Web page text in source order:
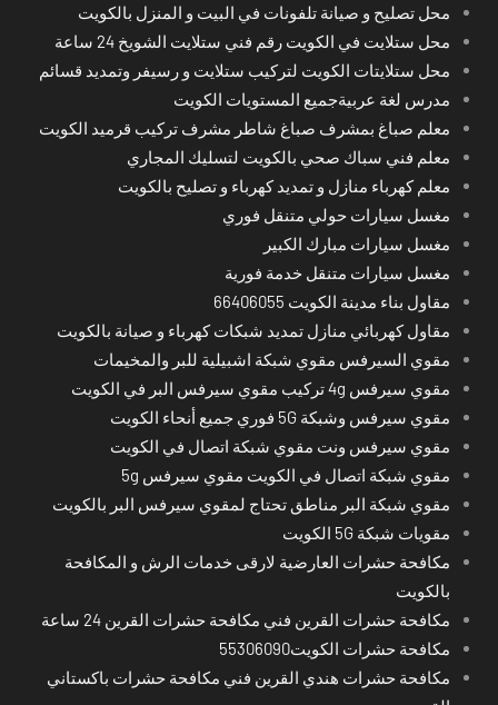
محل تصليح و صيانة تلفونات في البيت و المنزل بالكويت
محل ستلايت في الكويت رقم فني ستلايت الشويخ 24 ساعة
محل ستلايتات الكويت لتركيب ستلايت و رسيفر وتمديد قسائم
مدرس لغة عربيةجميع المستويات الكويت
معلم صباغ بمشرف صباغ شاطر مشرف تركيب قرميد الكويت
معلم فني سباك صحي بالكويت لتسليك المجاري
معلم كهرباء منازل و تمديد كهرباء و تصليح بالكويت
مغسل سيارات حولي متنقل فوري
مغسل سيارات مبارك الكبير
مغسل سيارات متنقل خدمة فورية
مقاول بناء مدينة الكويت 66406055
مقاول كهربائي منازل تمديد شبكات كهرباء و صيانة بالكويت
مقوي السيرفس مقوي شبكة اشبيلية للبر والمخيمات
مقوي سيرفس 4g تركيب مقوي سيرفس البر في الكويت
مقوي سيرفس وشبكة 5G فوري جميع أنحاء الكويت
مقوي سيرفس ونت مقوي شبكة اتصال في الكويت
مقوي شبكة اتصال في الكويت مقوي سيرفس 5g
مقوي شبكة البر مناطق تحتاج لمقوي سيرفس البر بالكويت
مقويات شبكة 5G الكويت
مكافحة حشرات العارضية لارقى خدمات الرش و المكافحة
بالكويت
مكافحة حشرات القرين فني مكافحة حشرات القرين 24 ساعة
مكافحة حشرات الكويت55306090
مكافحة حشرات هندي القرين فني مكافحة حشرات باكستاني